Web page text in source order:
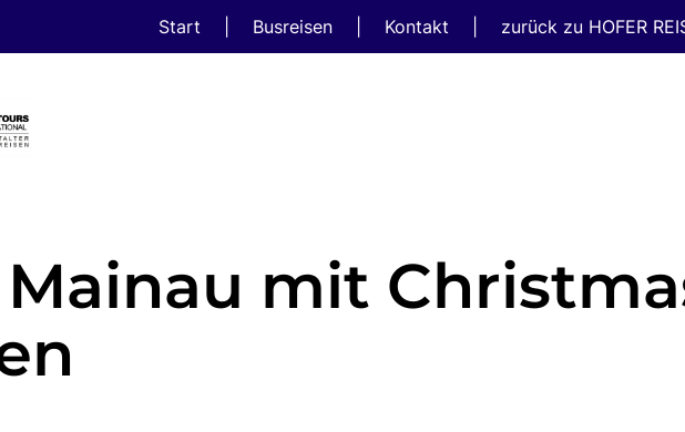
Start Busreisen Kontakt zurück zu HOFER
mit